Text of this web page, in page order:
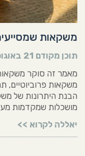
משקאות
תוכן מקודם 21 באוגוסט 2024
מאמר זה סוקר משקאות
משקאות פרוביוטיים,
הבנת היתרונות של
מושכלות שמקדמות
יאללה לקרוא >>